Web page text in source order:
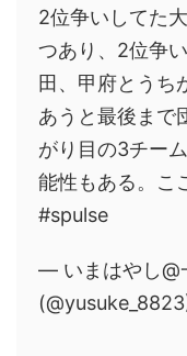
2位争いしてた
つあり、2位争
田、甲府とうち
あうと最後まで
がり目の3チー
能性もある。こ
#spulse
— いまはやし@